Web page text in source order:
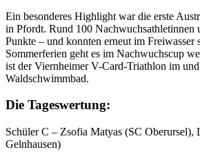
Ein besonderes Highlight war die erste
in Pfordt. Rund 100 Nachwuchsathletinnen
Punkte – und konnten erneut im Freiwasser
Sommerferien geht es im Nachwuchscup
ist der Viernheimer V-Card-Triathlon im
Waldschwimmbad.
Die Tageswertung:
Schüler C – Zsofia Matyas (SC
Gelnhausen)